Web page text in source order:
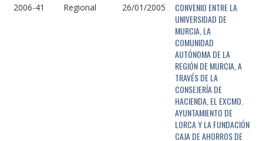
2006-41 Regional 26/01/2005
CONVENIO ENTRE LA
UNIVERSIDAD DE
MURCIA, LA
COMUNIDAD
AUTÓNOMA DE LA
REGIÓN DE MURCIA, A
TRAVÉS DE LA
CONSEJERÍA DE
HACIENDA, EL EXCMO.
AYUNTAMIENTO DE
LORCA Y LA FUNDACIÓN
CAJA DE AHORROS DE